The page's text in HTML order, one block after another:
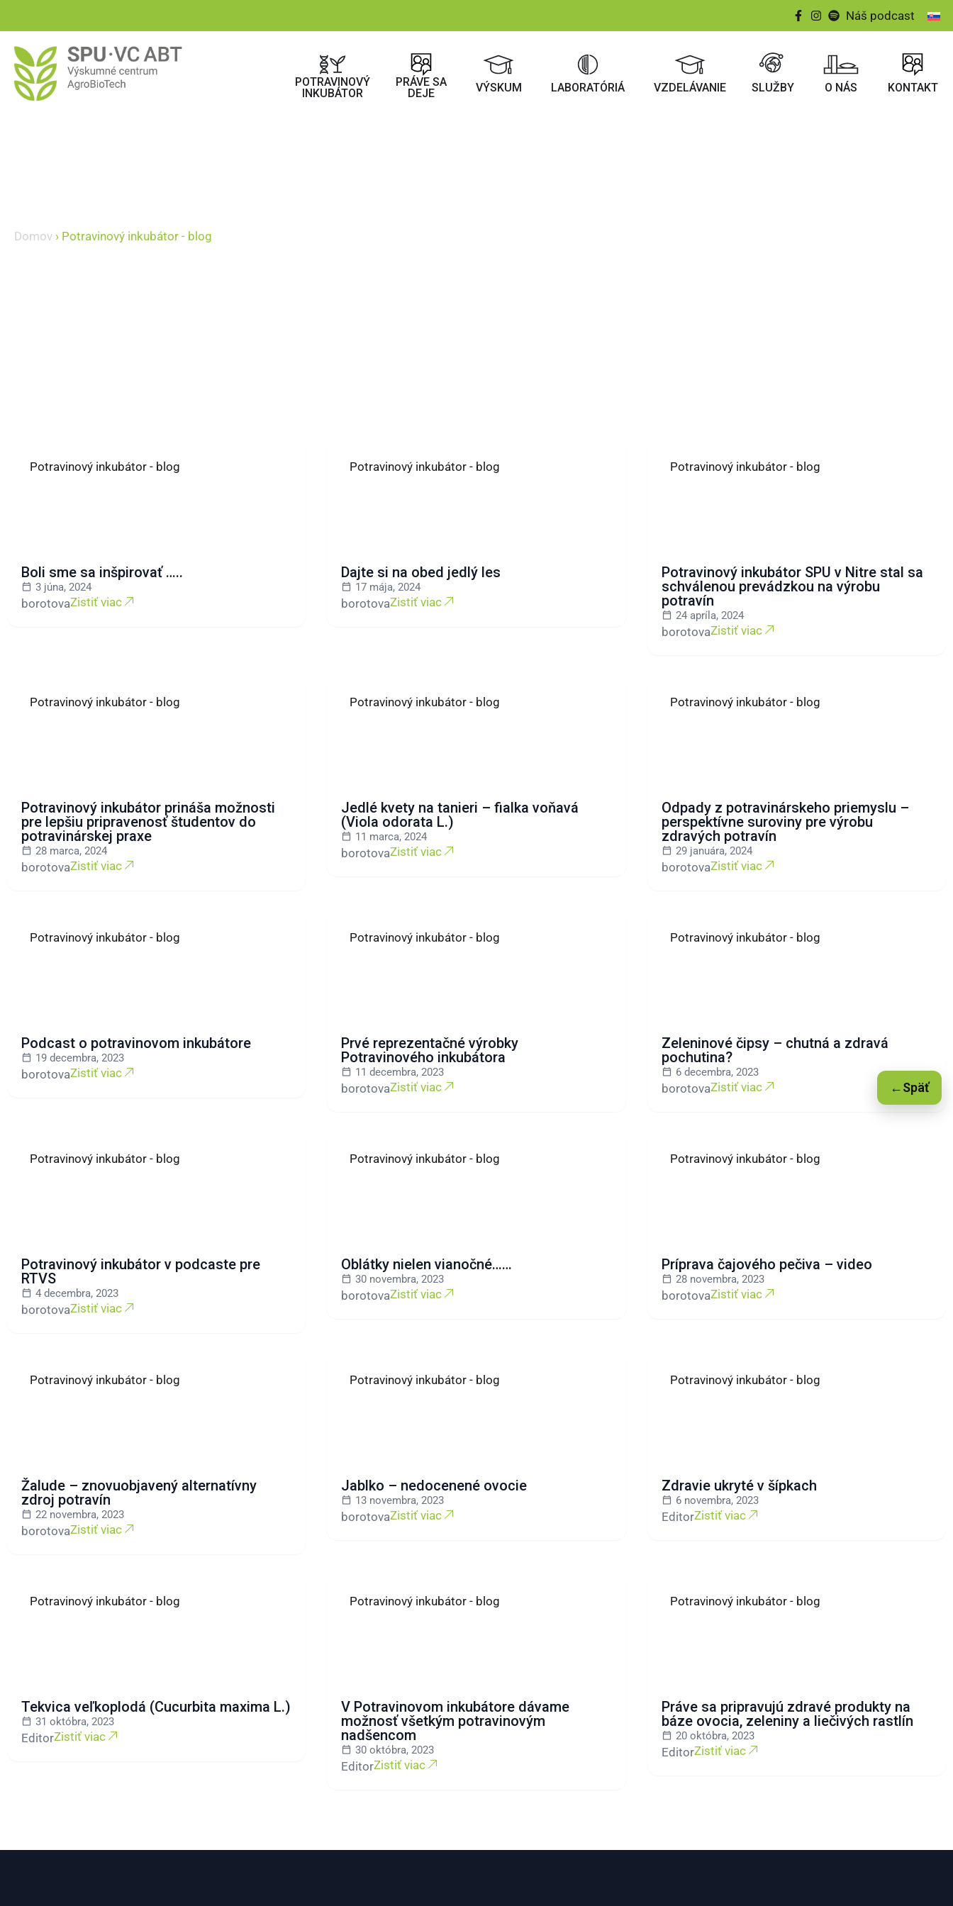
Náš podcast
POTRAVINOVÝ
INKUBÁTOR
PRÁVE SA
DEJE
VÝSKUM LABORATÓRIÁ VZDELÁVANIE SLUŽBY O NÁS KONTAKT
Domov › Potravinový inkubátor - blog
Potravinový inkubátor - blog
Boli sme sa inšpirovať …..
3 júna, 2024
borotovaZistiť viac
Potravinový inkubátor - blog
Dajte si na obed jedlý les
17 mája, 2024
borotovaZistiť viac
Potravinový inkubátor - blog
Potravinový inkubátor SPU v Nitre stal sa
schválenou prevádzkou na výrobu
potravín
24 apríla, 2024
borotovaZistiť viac
Potravinový inkubátor - blog
Potravinový inkubátor prináša možnosti
pre lepšiu pripravenosť študentov do
potravinárskej praxe
28 marca, 2024
borotovaZistiť viac
Potravinový inkubátor - blog
Jedlé kvety na tanieri – fialka voňavá
(Viola odorata L.)
11 marca, 2024
borotovaZistiť viac
Potravinový inkubátor - blog
Odpady z potravinárskeho priemyslu –
perspektívne suroviny pre výrobu
zdravých potravín
29 januára, 2024
borotovaZistiť viac
Potravinový inkubátor - blog
Podcast o potravinovom inkubátore
19 decembra, 2023
borotovaZistiť viac
Potravinový inkubátor - blog
Prvé reprezentačné výrobky
Potravinového inkubátora
11 decembra, 2023
borotovaZistiť viac
Potravinový inkubátor - blog
Zeleninové čipsy – chutná a zdravá
pochutina?
6 decembra, 2023
borotovaZistiť viac
Potravinový inkubátor - blog
Potravinový inkubátor v podcaste pre
RTVS
4 decembra, 2023
borotovaZistiť viac
Potravinový inkubátor - blog
Oblátky nielen vianočné……
30 novembra, 2023
borotovaZistiť viac
Potravinový inkubátor - blog
Príprava čajového pečiva – video
28 novembra, 2023
borotovaZistiť viac
Potravinový inkubátor - blog
Žalude – znovuobjavený alternatívny
zdroj potravín
22 novembra, 2023
borotovaZistiť viac
Potravinový inkubátor - blog
Jablko – nedocenené ovocie
13 novembra, 2023
borotovaZistiť viac
Potravinový inkubátor - blog
Zdravie ukryté v šípkach
6 novembra, 2023
EditorZistiť viac
Potravinový inkubátor - blog
Tekvica veľkoplodá (Cucurbita maxima L.)
31 októbra, 2023
EditorZistiť viac
Potravinový inkubátor - blog
V Potravinovom inkubátore dávame
možnosť všetkým potravinovým
nadšencom
30 októbra, 2023
EditorZistiť viac
Potravinový inkubátor - blog
Práve sa pripravujú zdravé produkty na
báze ovocia, zeleniny a liečivých rastlín
20 októbra, 2023
EditorZistiť viac
←Späť